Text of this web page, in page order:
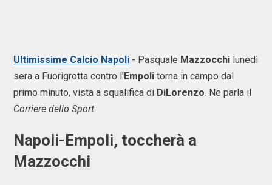
Ultimissime Calcio Napoli - Pasquale Mazzocchi lunedì
sera a Fuorigrotta contro l'Empoli torna in campo dal
primo minuto, vista a squalifica di DiLorenzo. Ne parla il
Corriere dello Sport.
Napoli-Empoli, toccherà a
Mazzocchi